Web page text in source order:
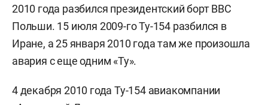
2010 года разбился президентский борт ВВС
Польши. 15 июля 2009-го Ту-154 разбился в
Иране, а 25 января 2010 года там же произошла
авария с еще одним «Ту».
4 декабря 2010 года Ту-154 авиакомпании